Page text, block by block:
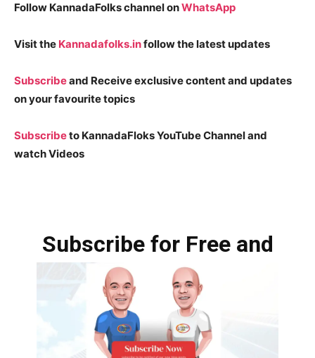
Follow KannadaFolks channel onWhatsApp
Visit the Kannadafolks.infollow the latest updates
Subscribeand Receive exclusive content and updates
on your favourite topics
Subscribeto KannadaFloks YouTube Channel and
watch Videos
Subscribe for Free and